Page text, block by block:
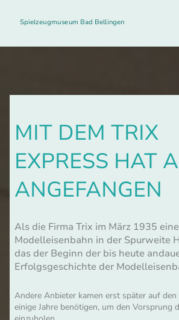
Spielzeugmuseum Bad Bellingen
MIT DEM TRIX
EXPRESS HAT
ANGEFANGEN
Als die Firma Trix im März 1935 eine
Modelleisenbahn in der Spurweite
das der Beginn der bis heute
Erfolgsgeschichte der
Andere Anbieter kamen erst später auf
einige Jahre benötigen, um den Vorsprung